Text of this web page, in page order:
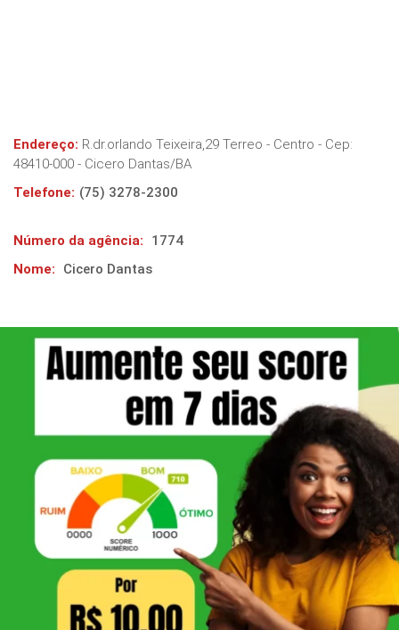
Endereço: R.dr.orlando Teixeira,29 Terreo - Centro - Cep:
48410-000 - Cicero Dantas/BA
Telefone: (75) 3278-2300
Número da agência:
1774
Nome:
Cicero Dantas